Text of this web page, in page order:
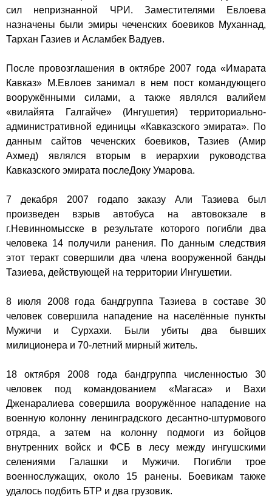
сил непризнанной ЧРИ. Заместителями Евлоева
назначены были эмиры чеченских боевиков Муханнад,
Тархан Газиев и Асламбек Вадуев.
После провозглашения в октябре 2007 года «Имарата
Кавказ» М.Евлоев занимал в нем пост командующего
вооружёнными силами, а также являлся валийем
«вилайята Галгайче» (Ингушетия) территориально-
административной единицы «Кавказского эмирата». По
данным сайтов чеченских боевиков, Тазиев (Амир
Ахмед) являлся вторым в иерархии руководства
Кавказского эмирата послеДоку Умарова.
7 декабря 2007 годапо заказу Али Тазиева был
произведен взрыв автобуса на автовокзале в
г.Невинномысске в результате которого погибли два
человека 14 получили ранения. По данным следствия
этот теракт совершили два члена вооруженной банды
Тазиева, действующей на территории Ингушетии.
8 июля 2008 года бандгруппа Тазиева в составе 30
человек совершила нападение на населённые пункты
Мужичи иСурхахи. Были убиты два бывших
милиционера и 70-летний мирный житель.
18 октября 2008 года бандгруппа численностью 30
человек под командованием «Магаса» и
Вахи
Дженаралиева совершила вооружённое нападение на
военную колонну ленинградскогодесантно-штурмового
отряда, а затем на колонну подмоги из бойцов
внутренних войск и ФСБ в лесу между ингушскими
селениями
Галашки и Мужичи. Погибли трое
военнослужащих, около 15 ранены. Боевикам также
удалось подбить БТР и два грузовик.